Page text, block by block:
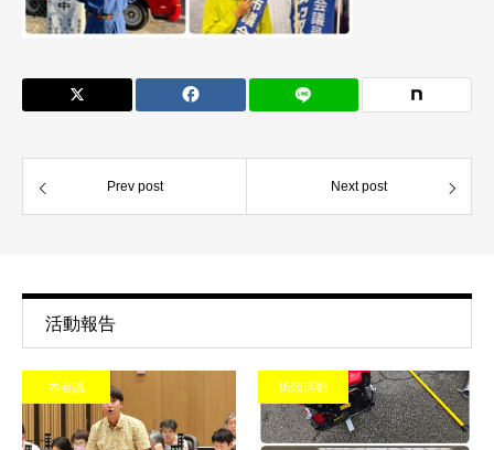
Prev post Next post
活動報告
本会議 街頭活動